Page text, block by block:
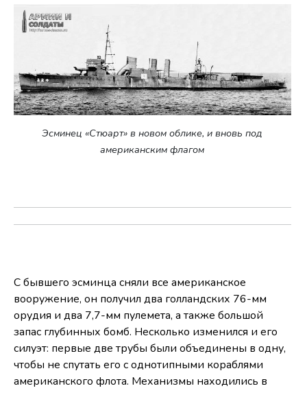
Эсминец «Стюарт» в новом облике, и вновь под
американским флагом
С бывшего эсминца сняли все американское
вооружение, он получил два голландских 76-мм
орудия и два 7,7-мм пулемета, а также большой
запас глубинных бомб. Несколько изменился и его
силуэт: первые две трубы были объединены в одну,
чтобы не спутать его с однотипными кораблями
американского флота. Механизмы находились в